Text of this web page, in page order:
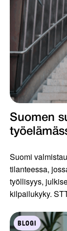
Suomen
Suomi
tilanteessa,
työllisyys,
kilpailukyky.
BLOGI